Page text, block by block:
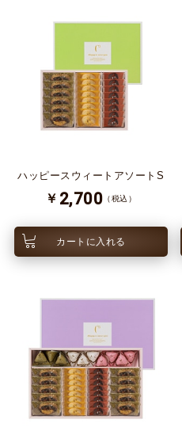
ハッピースウィートアソートS
￥ 2,700 （税込）
カートに入れる